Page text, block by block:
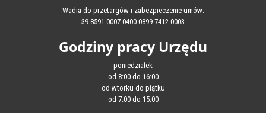
Wadia do przetargów i zabezpieczenie umów:
39 8591 0007 0400 0899 7412 0003
Godziny pracy Urzędu
poniedziałek
od 8:00 do 16:00
od wtorku do piątku
od 7:00 do 15:00